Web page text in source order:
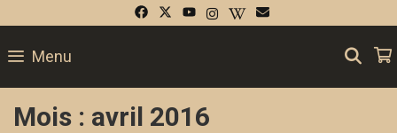
content
Menu
Mois : avril 2016